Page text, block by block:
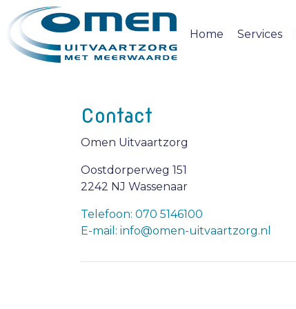
Home Services
Contact
Omen Uitvaartzorg
Oostdorperweg 151
2242 NJ Wassenaar
Telefoon: 070 5146100
E-mail: info@omen-uitvaartzorg.nl